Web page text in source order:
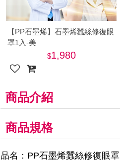
【PP石墨烯】石墨烯蠶絲修復眼
罩1入-美
1,980
商品介紹
商品規格
品名：PP石墨烯蠶絲修復眼罩